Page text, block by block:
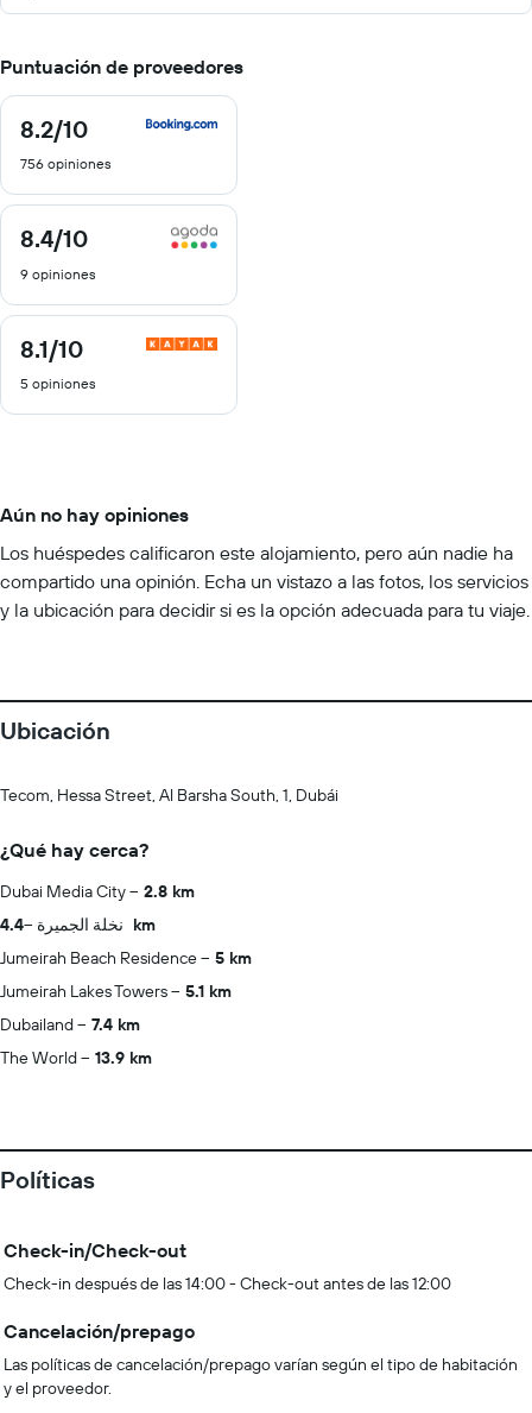
Puntuación de proveedores
8.2/10
8.2
10
756 opiniones
8.4/10
8.4
10
9 opiniones
8.1/10
8.1
10
5 opiniones
Aún no hay opiniones
Los huéspedes calificaron este alojamiento, pero aún nadie ha
compartido una opinión. Echa un vistazo a las fotos, los servicios
y la ubicación para decidir si es la opción adecuada para tu viaje.
Ubicación
Tecom, Hessa Street, Al Barsha South, 1, Dubái
¿Qué hay cerca?
Dubai Media City
2.8 km
نخلة الجميرة 4.4 km
Jumeirah Beach Residence
5 km
Jumeirah Lakes Towers
5.1 km
Dubailand
7.4 km
The World
13.9 km
Políticas
Check-in/Check-out
Check-in después de las 14:00 - Check-out antes de las 12:00
Cancelación/prepago
Las políticas de cancelación/prepago varían según el tipo de habitación
y el proveedor.